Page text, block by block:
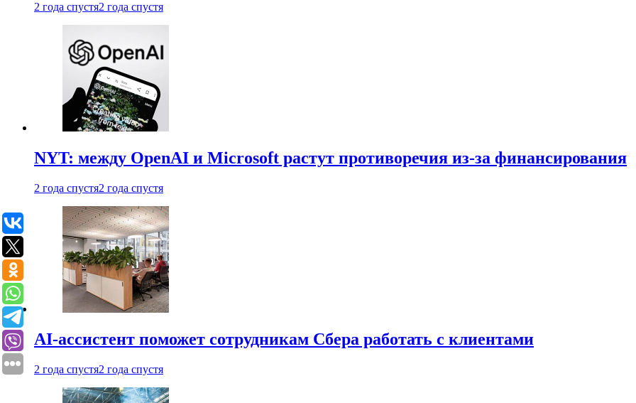
2 года спустя2 года спустя
NYT: между OpenAI и Microsoft растут противоречия из-за финансирования
2 года спустя2 года спустя
AI-ассистент поможет сотрудникам Сбера работать с клиентами
2 года спустя2 года спустя